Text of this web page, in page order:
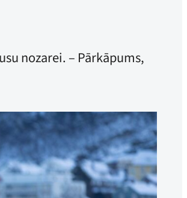
nozarei. – Pārkāpums,